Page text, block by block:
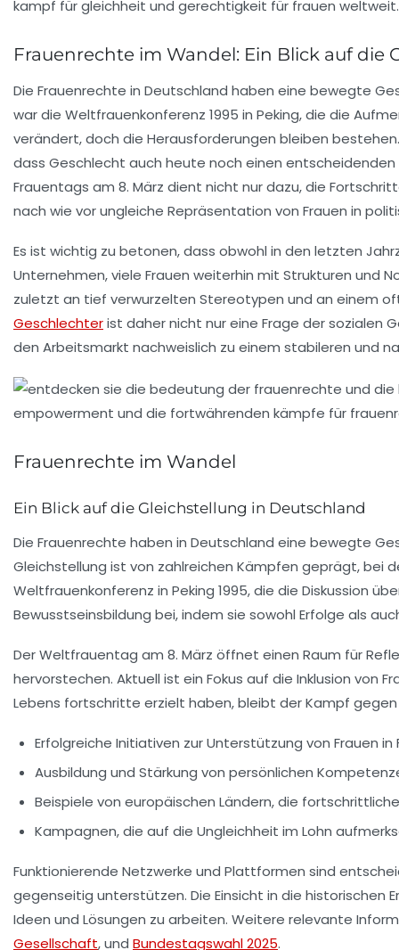
Frauenrechte im Wandel: Ein Blick auf die
Die Frauenrechte in Deutschland haben eine bewegte
war die Weltfrauenkonferenz 1995 in Peking, die die
verändert, doch die Herausforderungen bleiben
dass Geschlecht auch heute noch einen
Frauentags am 8. März dient nicht nur dazu, die
nach wie vor ungleiche Repräsentation von Frauen in
Es ist wichtig zu betonen, dass obwohl in den letzten
Unternehmen, viele Frauen weiterhin mit Strukturen und
zuletzt an tief verwurzelten Stereotypen und an einem
Geschlechterist daher nicht nur eine Frage der sozialen
den Arbeitsmarkt nachweislich zu einem stabileren und
Frauenrechte im Wandel
Ein Blick auf die Gleichstellung in Deutschland
Die Frauenrechte haben in Deutschland eine bewegte
Gleichstellung ist von zahlreichen Kämpfen geprägt, bei
Weltfrauenkonferenz in Peking 1995, die die Diskussion
Bewusstseinsbildung bei, indem sie sowohl Erfolge als
DerWeltfrauentag am 8. März öffnet einen Raum für
hervorstechen. Aktuell ist ein Fokus auf die Inklusion von
Lebens fortschritte erzielt haben, bleibt der Kampf
Erfolgreiche Initiativen zur Unterstützung von Frauen in
Ausbildung und Stärkung von persönlichen
Beispiele von europäischen Ländern, die
Kampagnen, die auf die Ungleichheit im Lohn
Funktionierende Netzwerke und Plattformen sind
gegenseitig unterstützen. Die Einsicht in die
Ideen und Lösungen zu arbeiten. Weitere relevante
Gesellschaft, und Bundestagswahl 2025.